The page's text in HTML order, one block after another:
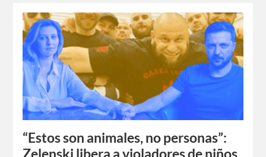
“Estos son animales, no personas”:
Zelenski libera a violadores de niños